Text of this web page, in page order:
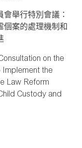
舉行特別會議：
個案的處理機制和
on the
Implement the
Law Reform
Custody and